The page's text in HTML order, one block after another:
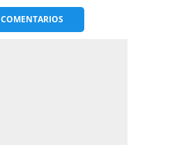
COMENTARIOS